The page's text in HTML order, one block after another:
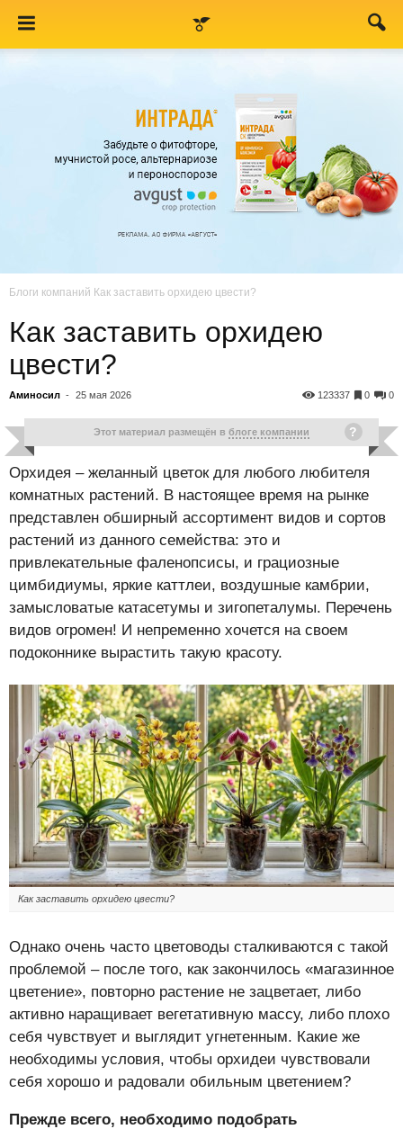
Блоги компаний Как заставить орхидею цвести?
Как заставить орхидею
цвести?
Аминосил - 25 мая 2026 0
0
123337
Этот материал размещён в блоге компании
Орхидея – желанный цветок для любого любителя
комнатных растений. В настоящее время на рынке
представлен обширный ассортимент видов и сортов
растений из данного семейства: это и
привлекательные фаленопсисы, и грациозные
цимбидиумы, яркие каттлеи, воздушные камбрии,
замысловатые катасетумы и зигопеталумы. Перечень
видов огромен! И непременно хочется на своем
подоконнике вырастить такую красоту.
Как заставить орхидею цвести?
Однако очень часто цветоводы сталкиваются с такой
проблемой – после того, как закончилось «магазинное
цветение», повторно растение не зацветает, либо
активно наращивает вегетативную массу, либо плохо
себя чувствует и выглядит угнетенным. Какие же
необходимы условия, чтобы орхидеи чувствовали
себя хорошо и радовали обильным цветением?
Прежде всего, необходимо подобрать